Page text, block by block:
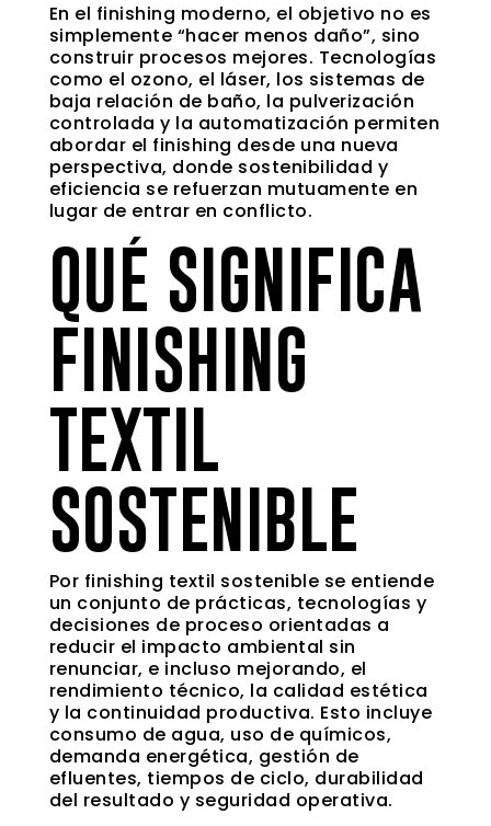
En el finishing moderno, el objetivo no es
simplemente “hacer menos daño”, sino
construir procesos mejores. Tecnologías
como el ozono, el láser, los sistemas de
baja relación de baño, la pulverización
controlada y la automatización permiten
abordar el finishing desde una nueva
perspectiva, donde sostenibilidad y
eficiencia se refuerzan mutuamente en
lugar de entrar en conflicto.
QUÉ SIGNIFICA
FINISHING
TEXTIL
SOSTENIBLE
Por finishing textil sostenible se entiende
un conjunto de prácticas, tecnologías y
decisiones de proceso orientadas a
reducir el impacto ambiental sin
renunciar, e incluso mejorando, el
rendimiento técnico, la calidad estética
y la continuidad productiva. Esto incluye
consumo de agua, uso de químicos,
demanda energética, gestión de
efluentes, tiempos de ciclo, durabilidad
del resultado y seguridad operativa.